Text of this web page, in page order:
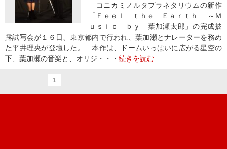
コニカミノルタプラネタリウムの新作
「Ｆｅｅｌ ｔｈｅ Ｅａｒｔｈ ～Ｍ
ｕｓｉｃ ｂｙ 葉加瀬太郎」の完成披
露試写会が１６日、東京都内で行われ、葉加瀬とナレーターを務め
た平井理央が登壇した。 本作は、ドームいっぱいに広がる星空の
下、葉加瀬の音楽と、オリジ・・・ 続きを読む
1